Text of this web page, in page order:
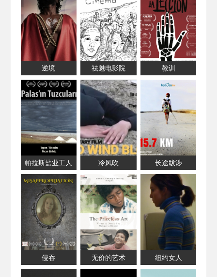
逆境 祛魅电影院 教训
帕拉斯盐业工人 冷风吹 长途跋涉
侵吞 无价的艺术 纽约女人